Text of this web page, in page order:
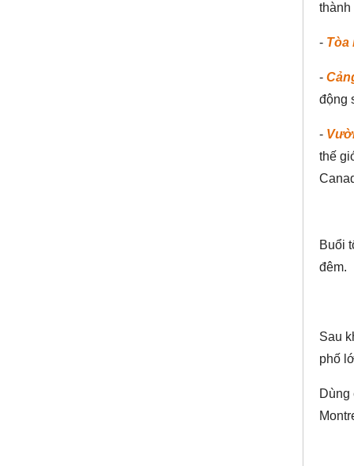
thành
- Tòa
-
động
-
thế
Buổi
đêm.
Sau
phố
Dùng